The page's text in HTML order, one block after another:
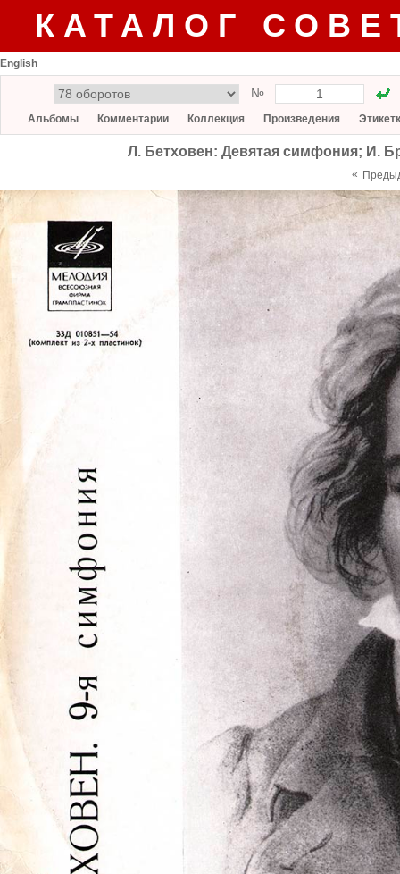
КАТАЛОГ
English
№
Альбомы Комментарии Коллекция Произведения
Л. Бетховен: Девятая симфония; И.
«